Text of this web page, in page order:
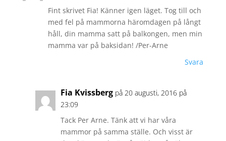
Fint skrivet Fia! Känner igen läget. Tog till och
med fel på mammorna häromdagen på långt
håll, din mamma satt på balkongen, men min
mamma var på baksidan! /Per-Arne
Svara
Fia Kvissberg på 20 augusti, 2016 på
23:09
Tack Per Arne. Tänk att vi har våra
mammor på samma ställe. Och visst är